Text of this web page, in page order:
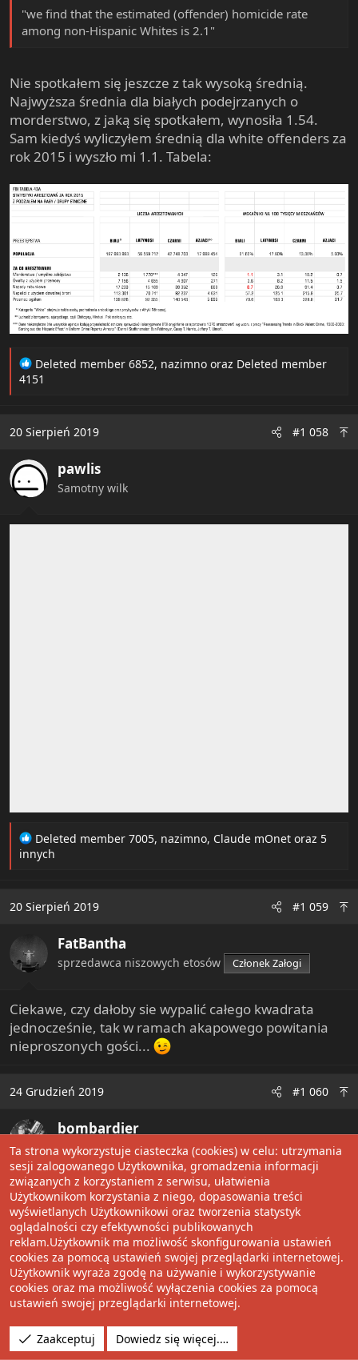
"we find that the estimated (offender) homicide rate
among non-Hispanic Whites is 2.1"
Nie spotkałem się jeszcze z tak wysoką średnią.
Najwyższa średnia dla białych podejrzanych o
morderstwo, z jaką się spotkałem, wynosiła 1.54.
Sam kiedyś wyliczyłem średnią dla white offenders za
rok 2015 i wyszło mi 1.1. Tabela:
R
e
i
n
s
:
Deleted member 6852, nazimno oraz Deleted member
4151
20 Sierpień 2019 #1 058
pawlis
Samotny wilk
R
e
i
n
s
:
Deleted member 7005, nazimno, Claude mOnet oraz 5
innych
20 Sierpień 2019 #1 059
FatBantha
sprzedawca niszowych etosów Członek Załogi
Ciekawe, czy dałoby sie wypalić całego kwadrata
jednocześnie, tak w ramach akapowego powitania
nieproszonych gości...
24 Grudzień 2019 #1 060
bombardier
Well-Known Member
Ta strona wykorzystuje ciasteczka (cookies) w celu: utrzymania
sesji zalogowanego Użytkownika, gromadzenia informacji
związanych z korzystaniem z serwisu, ułatwienia
Użytkownikom korzystania z niego, dopasowania treści
wyświetlanych Użytkownikowi oraz tworzenia statystyk
oglądalności czy efektywności publikowanych
reklam.Użytkownik ma możliwość skonfigurowania ustawień
cookies za pomocą ustawień swojej przeglądarki internetowej.
Użytkownik wyraża zgodę na używanie i wykorzystywanie
cookies oraz ma możliwość wyłączenia cookies za pomocą
ustawień swojej przeglądarki internetowej.
Zaakceptuj Dowiedz się więcej.…